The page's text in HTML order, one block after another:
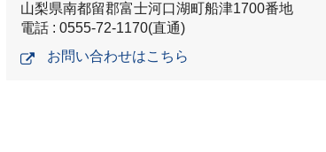
山梨県南都留郡富士河口湖町船津1700番地
電話 : 0555-72-1170(直通)
お問い合わせはこちら